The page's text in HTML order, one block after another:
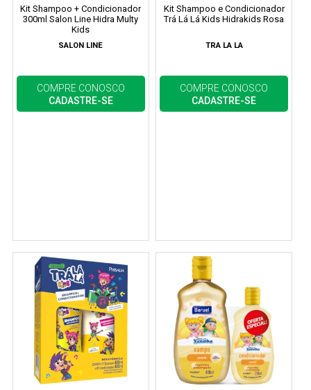
Kit Shampoo + Condicionador
300ml Salon Line Hidra Multy
Kids
SALON LINE
COMPRE CONOSCO
CADASTRE-SE
Kit Shampoo e Condicionador
Trá Lá Lá Kids Hidrakids Rosa
TRA LA LA
COMPRE CONOSCO
CADASTRE-SE